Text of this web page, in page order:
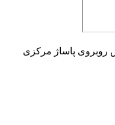
روبروی پاساژ مرکزی